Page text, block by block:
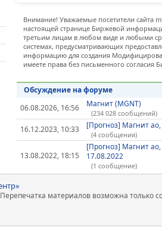
Внимание! Уважаемые посетители сайта
настоящей странице Биржевой
третьим лицам в любом виде и любыми
системах, предусматривающих
информацию для создания
имеете права без письменного
Обсуждение на форуме
06.08.2026, 16:56
Магнит (MGNT)
(234 028 сообщений)
16.12.2023, 10:33 [Прогноз] Магнит
(4 сообщения)
13.08.2022, 18:15
[Прогноз] Магнит
17.08.2022
(1 сообщение)
материалов возможна только